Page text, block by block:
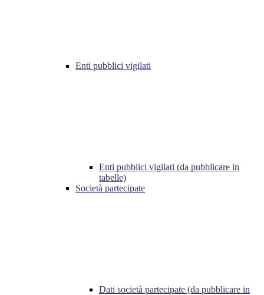
Enti pubblici vigilati
Enti pubblici vigilati (da pubblicare in
tabelle)
Società partecipate
Dati società partecipate (da pubblicare in